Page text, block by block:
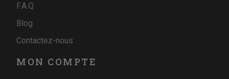
F.A.Q
Blog
Contactez-nous
MON COMPTE